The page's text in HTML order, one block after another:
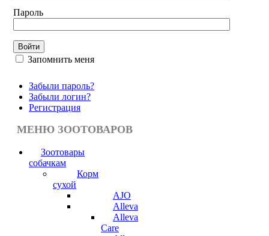
Пароль
Запомнить меня
Забыли пароль?
Забыли логин?
Регистрация
МЕНЮ ЗООТОВАРОВ
Зоотовары
собачкам
Корм
сухой
AJO
Alleva
Alleva
Care